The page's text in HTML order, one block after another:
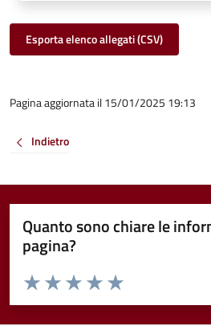
Esporta elenco allegati (CSV)
Pagina aggiornata il 15/01/2025 19:13
Indietro
Quanto sono chiare le
pagina?
Valuta da 1 a 5 stelle la pagina
Valuta 5 stelle su 5
Valuta 4 stelle su 5
Valuta 3 stelle su 5
Valuta 2 stelle su 5
Valuta 1 stelle su 5